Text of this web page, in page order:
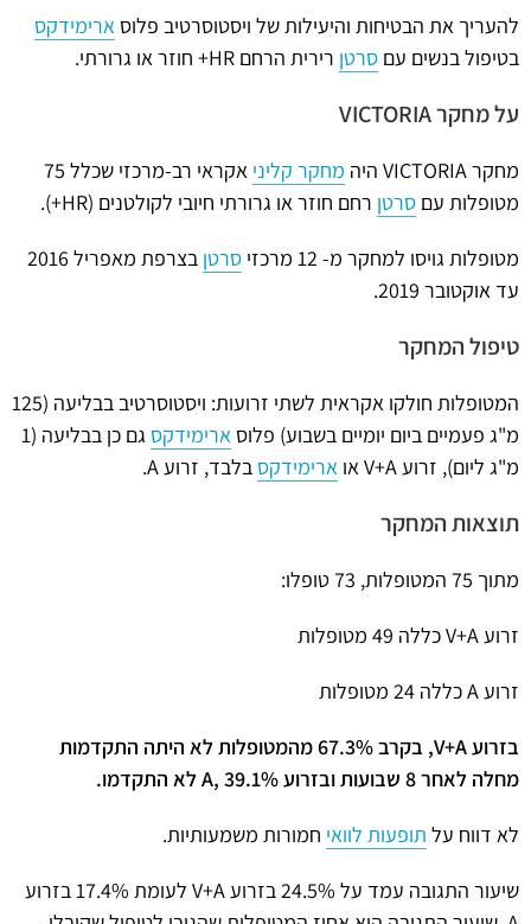
להעריך את הבטיחות והיעילות של ויסטוסרטיב פלוס ארימידקס
בטיפול בנשים עם סרטן רירית הרחם HR+ חוזר או גרורתי.
על מחקר VICTORIA
מחקר VICTORIA היה מחקר קליני
אקראי רב-מרכזי שכלל 75
מטופלות עם סרטן רחם חוזר או גרורתי חיובי לקולטנים (HR+).
מטופלות גויסו למחקר מ- 12 מרכזי סרטן
בצרפת מאפריל 2016
עד אוקטובר 2019.
טיפול המחקר
המטופלות חולקו אקראית לשתי זרועות: ויסטוסרטיב בבליעה (125
מ"ג פעמיים ביום יומיים בשבוע) פלוס ארימידקס
גם כן בבליעה (1
מ"ג ליום), זרוע V+A או
ארימידקס בלבד, זרוע A.
תוצאות המחקר
מתוך 75 המטופלות, 73 טופלו:
זרוע V+A כללה 49 מטופלות
זרוע A כללה 24 מטופלות
בזרוע V+A , בקרב67.3%מהמטופלות לא היתה התקדמות
מחלה לאחר 8 שבועות ובזרוע
A, 39.1% לא התקדמו.
לא דווח על תופעות לוואי חמורות משמעותיות.
שיעור התגובה עמד על 24.5% בזרוע V+A לעומת 17.4% בזרוע